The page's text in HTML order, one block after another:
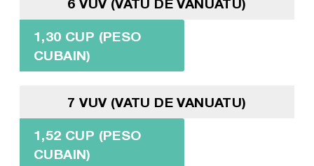
1,30 CUP (PESO
CUBAIN)
7 VUV (VATU DE VANUATU)
1,52 CUP (PESO
CUBAIN)